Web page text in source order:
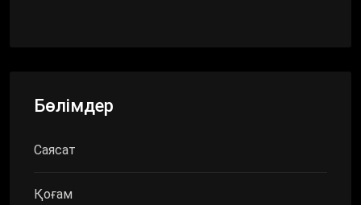
Бөлімдер
Саясат
Қоғам